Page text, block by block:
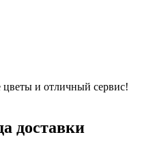
и отличный сервис!
доставки